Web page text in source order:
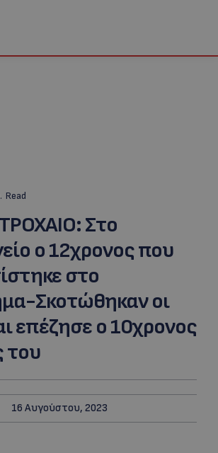
Read
Στο
ο 12χρονος που
στο
Σκοτώθηκαν οι
επέζησε ο 10χρονος
του
16 Αυγούστου, 2023